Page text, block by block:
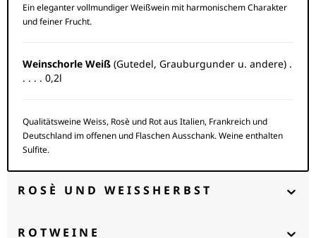
Ein eleganter vollmundiger Weißwein mit harmonischem Charakter
und feiner Frucht.
Weinschorle Weiß (Gutedel, Grauburgunder u. andere) .
. . . . 0,2l
Qualitätsweine Weiss, Rosè und Rot aus Italien, Frankreich und
Deutschland im offenen und Flaschen Ausschank. Weine enthalten
Sulfite.
ROSÈ UND WEISSHERBST
ROTWEINE